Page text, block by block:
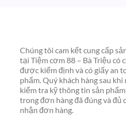
Chúng tôi cam kết cung cấp
tại Tiệm cơm 88 – Bà Triệu có
được kiểm định và có giấy an
phẩm. Quý khách hàng sau
kiểm tra kỹ thông tin sản
trong đơn hàng đã đúng và đủ
nhận đơn hàng.